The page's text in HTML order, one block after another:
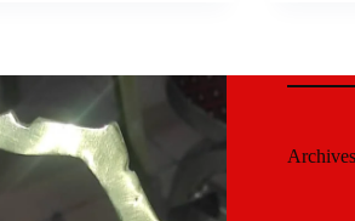
Archives